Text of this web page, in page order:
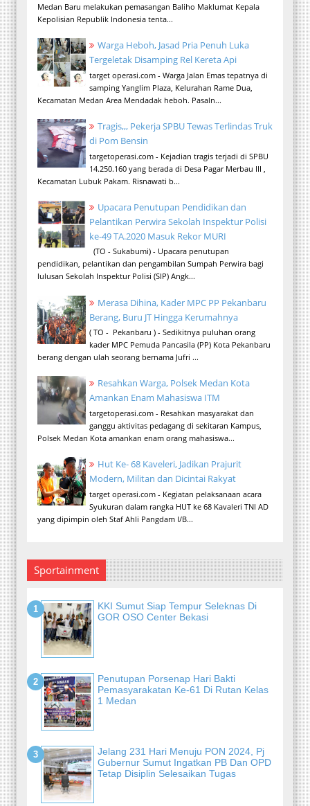
Medan Baru melakukan pemasangan Baliho Maklumat Kepala
Kepolisian Republik Indonesia tenta...
Warga Heboh, Jasad Pria Penuh Luka
Tergeletak Disamping Rel Kereta Api
target operasi.com - Warga Jalan Emas tepatnya di
samping Yanglim Plaza, Kelurahan Rame Dua,
Kecamatan Medan Area Mendadak heboh. Pasaln...
Tragis,,, Pekerja SPBU Tewas Terlindas Truk
di Pom Bensin
targetoperasi.com - Kejadian tragis terjadi di SPBU
14.250.160 yang berada di Desa Pagar Merbau III ,
Kecamatan Lubuk Pakam. Risnawati b...
Upacara Penutupan Pendidikan dan
Pelantikan Perwira Sekolah Inspektur Polisi
ke-49 TA.2020 Masuk Rekor MURI
(TO - Sukabumi) - Upacara penutupan
pendidikan, pelantikan dan pengambilan Sumpah Perwira bagi
lulusan Sekolah Inspektur Polisi (SIP) Angk...
Merasa Dihina, Kader MPC PP Pekanbaru
Berang, Buru JT Hingga Kerumahnya
( TO - Pekanbaru ) - Sedikitnya puluhan orang
kader MPC Pemuda Pancasila (PP) Kota Pekanbaru
berang dengan ulah seorang bernama Jufri ...
Resahkan Warga, Polsek Medan Kota
Amankan Enam Mahasiswa ITM
targetoperasi.com - Resahkan masyarakat dan
ganggu aktivitas pedagang di sekitaran Kampus,
Polsek Medan Kota amankan enam orang mahasiswa...
Hut Ke- 68 Kaveleri, Jadikan Prajurit
Modern, Militan dan Dicintai Rakyat
target operasi.com - Kegiatan pelaksanaan acara
Syukuran dalam rangka HUT ke 68 Kavaleri TNI AD
yang dipimpin oleh Staf Ahli Pangdam I/B...
Sportainment
KKI Sumut Siap Tempur Seleknas Di
GOR OSO Center Bekasi
Penutupan Porsenap Hari Bakti
Pemasyarakatan Ke-61 Di Rutan Kelas
1 Medan
Jelang 231 Hari Menuju PON 2024, Pj
Gubernur Sumut Ingatkan PB Dan OPD
Tetap Disiplin Selesaikan Tugas